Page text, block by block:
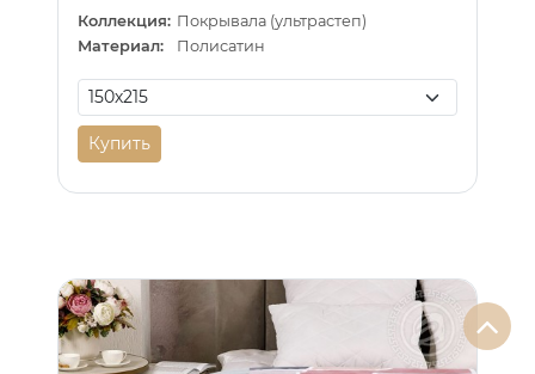
Коллекция: Покрывала (ультрастеп)
Материал:
Полисатин
Купить